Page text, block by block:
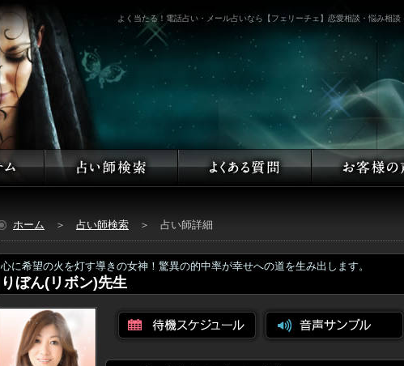
よく当たる！電話占い・メール占いなら【フェリーチェ】恋愛相談・悩み相談
ホーム ＞ 占い師検索 ＞ 占い師詳細
心に希望の火を灯す導きの女神！驚異の的中率が幸せへの道を生み出します。
りぼん(リボン)先生